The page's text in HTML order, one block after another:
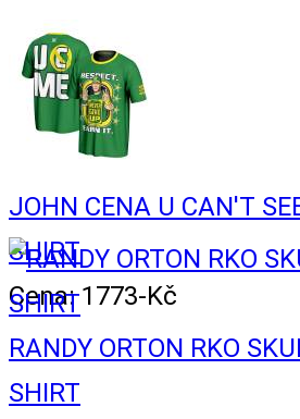
JOHN CENA U CAN'T
SHIRT
Cena: 1773-Kč
RANDY ORTON RKO
SHIRT